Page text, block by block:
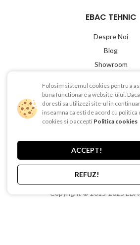
EBAC TEHNIC
Despre Noi
Blog
Showroom
LINK-URI UTILE
Termeni si conditii
Politica de retur
Livrare si plata
Copyright © 2015-2025
Folosim sistemul cookies pentru a
buna functionare a website-ului. Daca
doresti sa utilizezi site-ul in
inseamna ca esti de acord cu politica
cookies si o accepti Politica cookies
ACCEPT!
REFUZ!